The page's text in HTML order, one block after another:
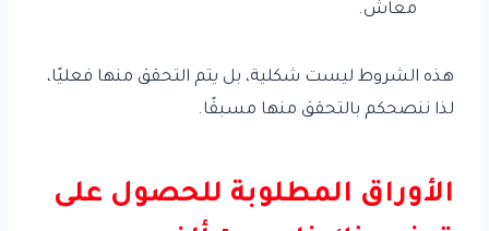
معاش.
هذه الشروط ليست شكلية، بل يتم التحقق منها فعليًا،
لذا ننصحكم بالتحقق منها مسبقًا.
الأوراق المطلوبة للحصول على